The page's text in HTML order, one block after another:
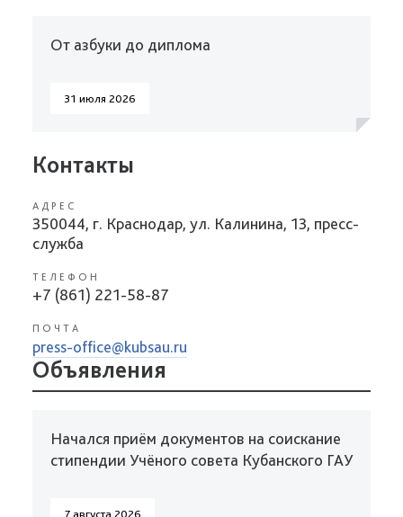
От азбуки до диплома
31 июля 2026
Контакты
АДРЕС
350044, г. Краснодар, ул. Калинина, 13, пресс-
служба
ТЕЛЕФОН
+7 (861) 221-58-87
ПОЧТА
press-office@kubsau.ru
Объявления
Начался приём документов на соискание
стипендии Учёного совета Кубанского ГАУ
7 августа 2026